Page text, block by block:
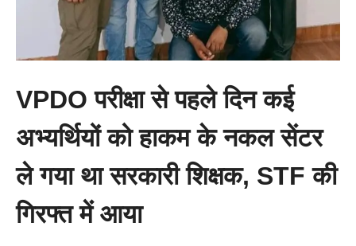
VPDO परीक्षा से पहले दिन कई
अभ्यर्थियों को हाकम के नकल सेंटर
ले गया था सरकारी शिक्षक, STF की
गिरफ्त में आया